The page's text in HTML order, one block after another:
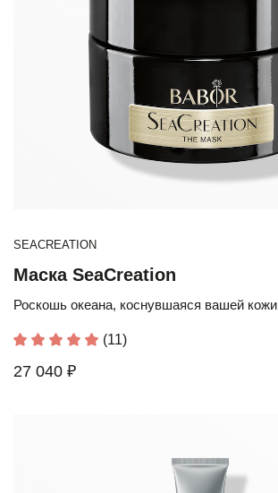
SEACREATION
Маска SeaCreation
Роскошь океана, коснувшаяся вашей кожи
(11)
27 040 ₽